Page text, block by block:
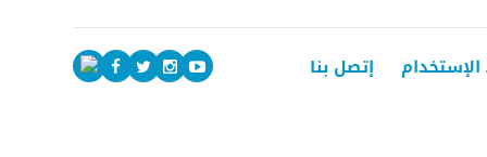
إتصل بنا